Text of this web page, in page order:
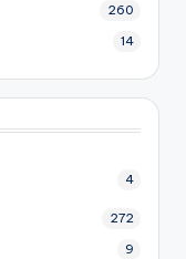
260
14
4
272
9